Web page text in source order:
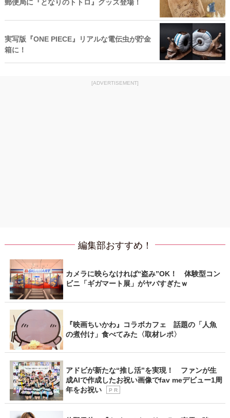
郵便局に『となりのトトロ』グッズ登場！
実写版『ONE PIECE』リアルな電伝虫が貯金
箱に！
[ADVERTISEMENT]
編集部おすすめ！
カメラに映らなければ“盗み”OK！ 体験型コン
ビニ「ギガマート展」がヤバすぎたｗ
『映画ちいかわ』コラボカフェ 話題の「人魚
の煮付け」食べてみた〈取材レポ〉
アドビが新たな“推し活”を実現！ ファンが生
成AIで作成したお祝い画像でfav meデビュー1周
年をお祝い
P R